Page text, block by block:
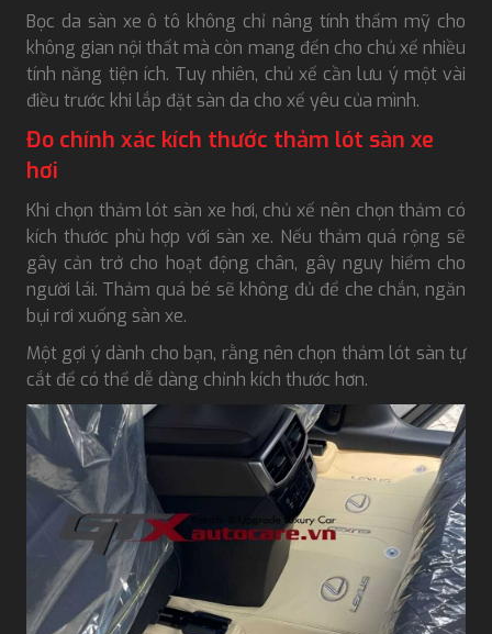
Bọc da sàn xe ô tô không chỉ nâng tính thẩm mỹ cho
không gian nội thất mà còn mang đến cho chủ xế nhiều
tính năng tiện ích. Tuy nhiên, chủ xế cần lưu ý một vài
điều trước khi lắp đặt sàn da cho xế yêu của mình.
Đo chính xác kích thước thảm lót sàn xe
hơi
Khi chọn thảm lót sàn xe hơi, chủ xế nên chọn thảm có
kích thước phù hợp với sàn xe. Nếu thảm quá rộng sẽ
gây cản trở cho hoạt động chân, gây nguy hiểm cho
người lái. Thảm quá bé sẽ không đủ để che chắn, ngăn
bụi rơi xuống sàn xe.
Một gợi ý dành cho bạn, rằng nên chọn thảm lót sàn tự
cắt để có thể dễ dàng chỉnh kích thước hơn.